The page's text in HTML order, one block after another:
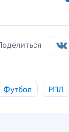
Футбол РПЛ